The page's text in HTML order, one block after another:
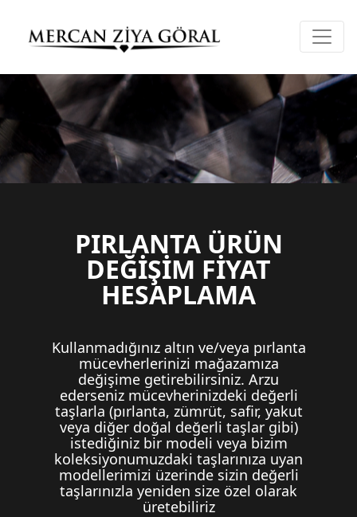
PIRLANTA ÜRÜN
DEĞİŞİM FİYAT
HESAPLAMA
Kullanmadığınız altın ve/veya pırlanta
mücevherlerinizi mağazamıza
değişime getirebilirsiniz. Arzu
ederseniz mücevherinizdeki değerli
taşlarla (pırlanta, zümrüt, safir, yakut
veya diğer doğal değerli taşlar gibi)
istediğiniz bir modeli veya bizim
koleksiyonumuzdaki taşlarınıza uyan
modellerimizi üzerinde sizin değerli
taşlarınızla yeniden size özel olarak
üretebiliriz